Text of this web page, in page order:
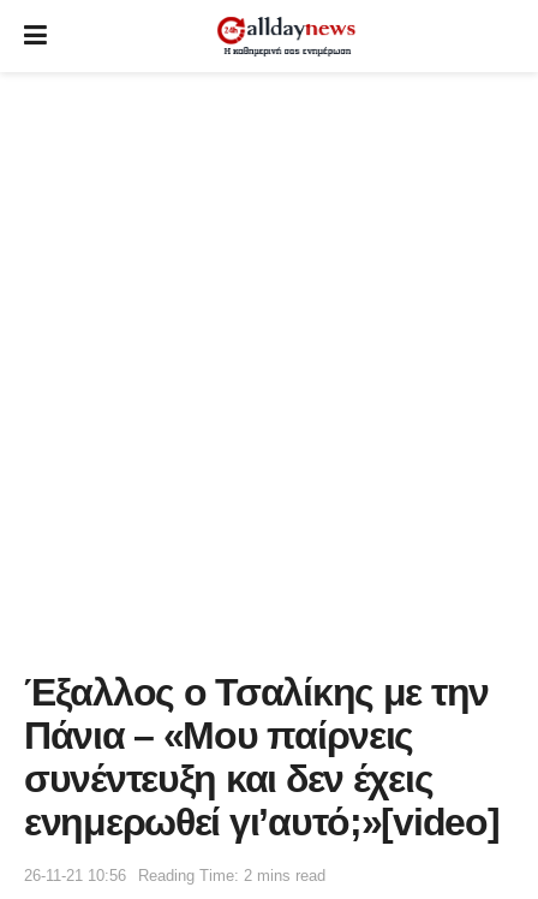
Έξαλλος ο Τσαλίκης με την
Πάνια – «Μου παίρνεις
συνέντευξη και δεν έχεις
ενημερωθεί γι’αυτό;»[video]
26-11-21 10:56 Reading Time: 2 mins read